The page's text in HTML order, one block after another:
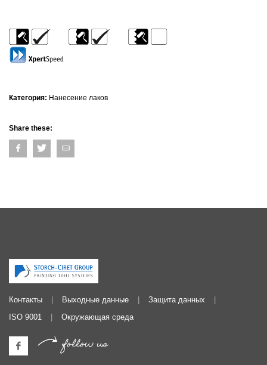
Категория: Нанесение лаков
Share these:
Контакты Выходные данные
Защита данных
ISO 9001
Окружающая среда
follow us